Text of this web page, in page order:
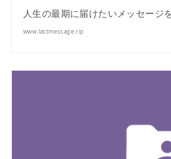
人生の最期に届けたいメッセージ
www.lastmessage.rip